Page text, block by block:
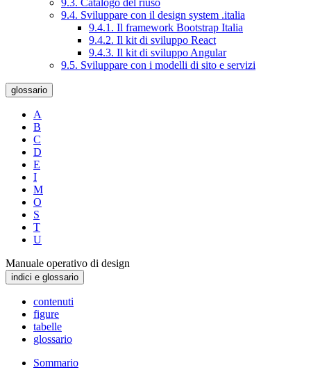
9.3. Catalogo del riuso
9.4. Sviluppare con il design system .italia
9.4.1. Il framework Bootstrap Italia
9.4.2. Il kit di sviluppo React
9.4.3. Il kit di sviluppo Angular
9.5. Sviluppare con i modelli di sito e servizi
glossario
A
B
C
D
E
I
M
O
S
T
U
Manuale operativo di design
indici e glossario
contenuti
figure
tabelle
glossario
Sommario